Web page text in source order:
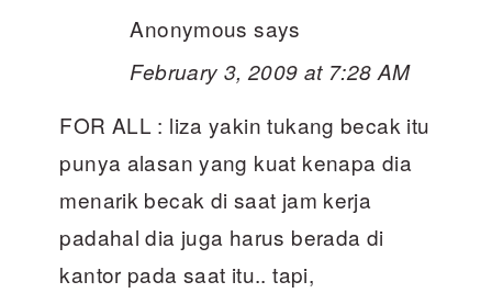
Anonymous says
February 3, 2009 at 7:28 AM
FOR ALL : liza yakin tukang becak itu
punya alasan yang kuat kenapa dia
menarik becak di saat jam kerja
padahal dia juga harus berada di
kantor pada saat itu.. tapi,